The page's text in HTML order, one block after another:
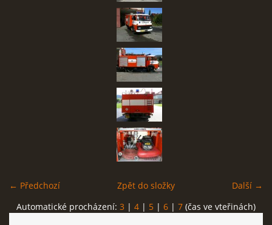
English Deutsch
© 2026 eStránky.cz
← Předchozí Další →
Zpět do složky
Automatické procházení: 3 | 4 | 5 | 6 | 7 (čas ve vteřinách)